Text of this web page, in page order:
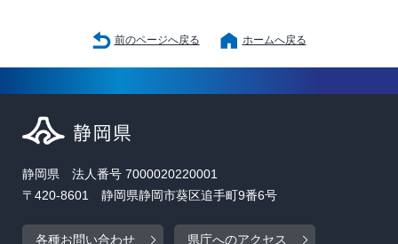
前のページへ戻る ホームへ戻る
静岡県 法人番号 7000020220001
〒420-8601 静岡県静岡市葵区追手町9番6号
各種お問い合わせ 県庁へのアクセス